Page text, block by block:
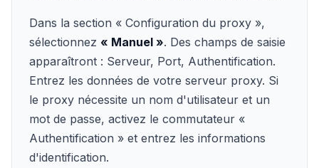
Dans la section « Configuration du proxy »,
sélectionnez « Manuel ». Des champs de saisie
apparaîtront : Serveur, Port, Authentification.
Entrez les données de votre serveur proxy. Si
le proxy nécessite un nom d'utilisateur et un
mot de passe, activez le commutateur «
Authentification » et entrez les informations
d'identification.